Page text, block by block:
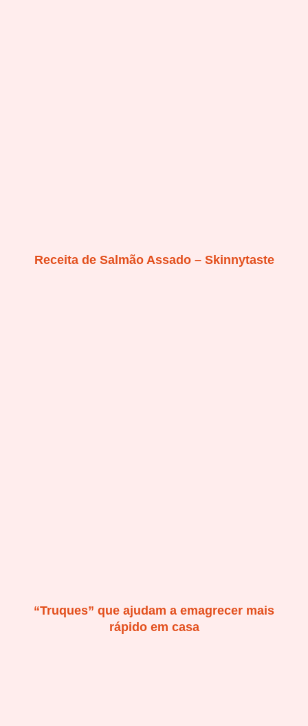
Receita de Salmão Assado – Skinnytaste
“Truques” que ajudam a emagrecer mais
rápido em casa